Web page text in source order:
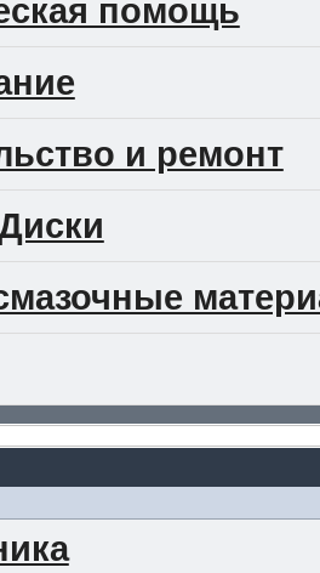
помощь
и ремонт